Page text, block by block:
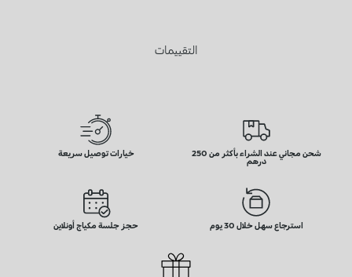
التقييمات
شحن مجاني عند الشراء بأكثر من 250
درهم
خيارات توصيل سريعة
استرجاع سهل خلال 30 يوم حجز جلسة مكياج أونلاين